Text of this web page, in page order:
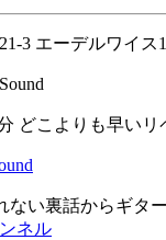
3 エーデルワイス
どこよりも早い
ない裏話からギ
ネル